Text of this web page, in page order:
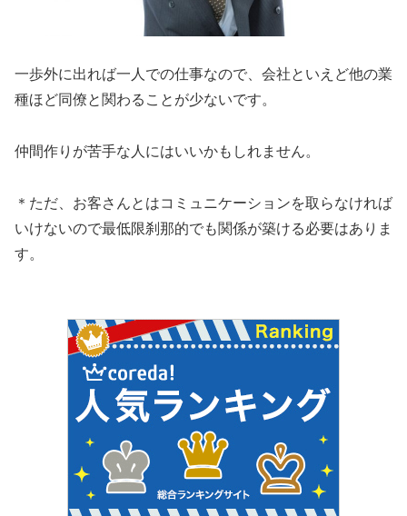
一歩外に出れば一人での仕事なので、会社といえど他の業
種ほど同僚と関わることが少ないです。
仲間作りが苦手な人にはいいかもしれません。
＊ただ、お客さんとはコミュニケーションを取らなければ
いけないので最低限刹那的でも関係が築ける必要はありま
す。